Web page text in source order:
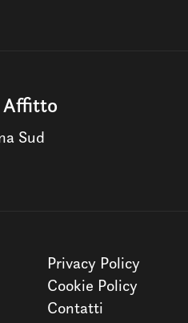
Affitto
Sud
Privacy Policy
Cookie Policy
Contatti